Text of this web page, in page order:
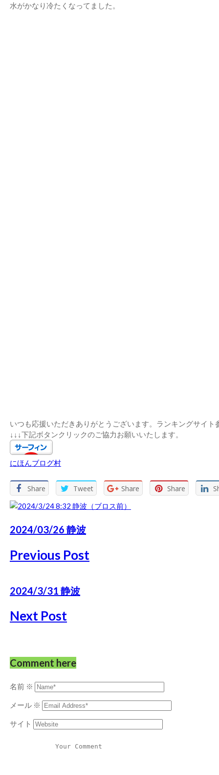
水がかなり冷たくなってました。
いつも応援いただきありがとうございます。ランキングサイト
↓↓↓下記ボタンクリックのご協力お願いいたします。
にほんブログ村
Share Tweet Share Share
2024/03/26 静波
Previous Post
2024/3/31 静波
Next Post
Comment here
名前 ※
メール ※
サイト